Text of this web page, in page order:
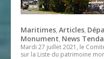
Maritimes,Articles,
Monument, News
Mardi 27 juillet 2021, le
sur la Liste du patrimoine